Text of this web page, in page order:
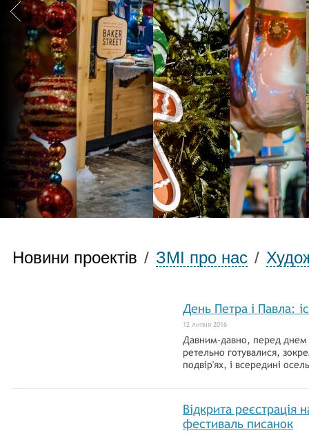
Новини проектів / ЗМІ про нас /
День Петра і Павла:
12 липня 2016
Давним-давно, перед днем
ретельно готувалися,
подвір'ях, і всередині
Відкрита реєстрація
фестиваль писанок